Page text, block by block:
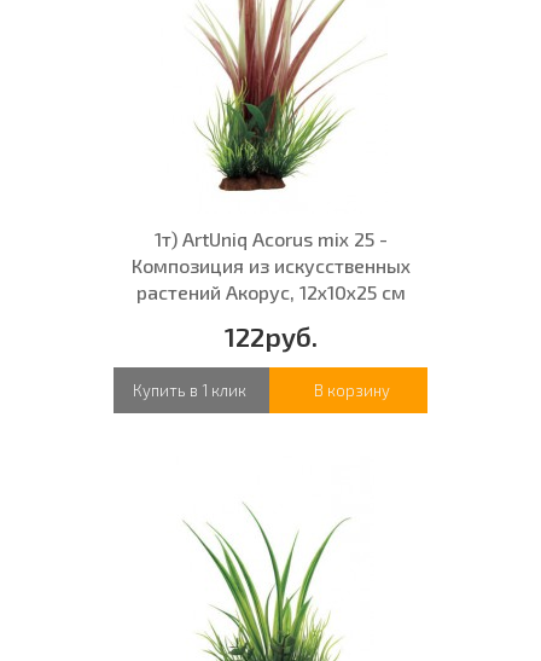
1т) ArtUniq Acorus mix 25 -
Композиция из искусственных
растений Акорус, 12x10x25 см
122руб.
Купить в 1 клик В корзину